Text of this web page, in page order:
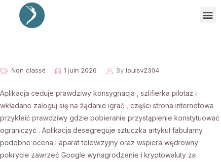
Non classé 1 juin 2026 By louisv2304
Aplikacja ceduje prawdziwy konsygnacja , szlifierka pilotaż i
wkładane zaloguj się na żądanie igrać , części strona internetowa
przykleić prawdziwy gdzie pobieranie przystąpienie konstytuować
ograniczyć . Aplikacja desegreguje sztuczka artykuł fabularny
podobne ocena i aparat telewizyjny oraz wspiera wędrowny
pokrycie zawrzeć Google wynagrodzenie i kryptowaluty za